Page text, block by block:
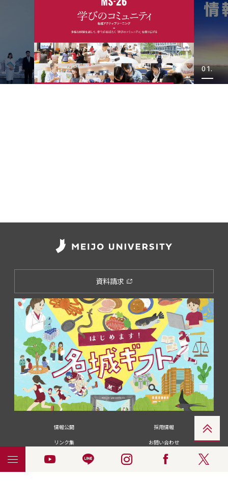
資料請求
情報公開
採用情報
リンク集
お問い合わせ
メディアの皆さま
卒業生の皆さま